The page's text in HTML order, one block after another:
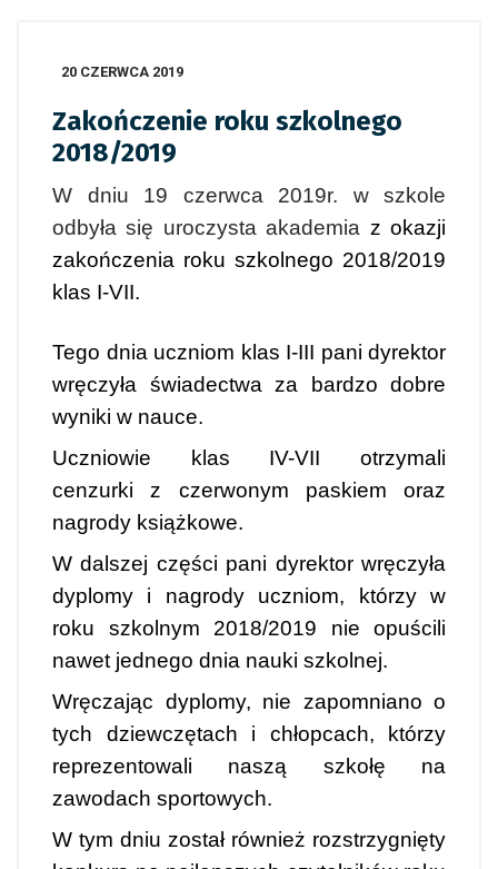
20 CZERWCA 2019
Zakończenie roku szkolnego
2018/2019
W dniu 19 czerwca 2019r. w szkole
odbyła się uroczysta akademia z okazji
zakończenia roku szkolnego 2018/2019
klas I-VII.
Tego dnia uczniom klas I-III pani dyrektor
wręczyła świadectwa za bardzo dobre
wyniki w nauce.
Uczniowie klas IV-VII otrzymali
cenzurkiz czerwonym paskiem oraz
nagrody książkowe.
W dalszej części pani dyrektor wręczyła
dyplomy i nagrody uczniom, którzy w
roku szkolnym 2018/2019 nie opuścili
nawet jednego dnia nauki szkolnej.
Wręczając dyplomy, nie zapomniano o
tych dziewczętach i chłopcach, którzy
reprezentowali naszą szkołę na
zawodach sportowych.
W tym dniu został również rozstrzygnięty